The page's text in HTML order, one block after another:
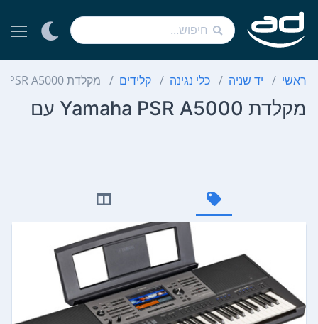
ראשי יד שניה כלי נגינה קלידים מקלדת Yamaha PSR A5000 עם
מקלדת Yamaha PSR A5000 עם